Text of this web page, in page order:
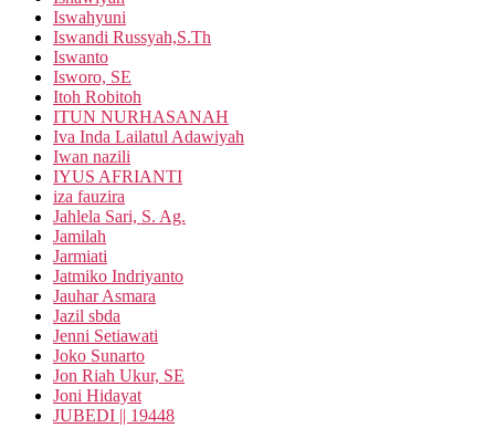
Iswahyuni
Iswandi Russyah,S.Th
Iswanto
Isworo, SE
Itoh Robitoh
ITUN NURHASANAH
Iva Inda Lailatul Adawiyah
Iwan nazili
IYUS AFRIANTI
iza fauzira
Jahlela Sari, S. Ag.
Jamilah
Jarmiati
Jatmiko Indriyanto
Jauhar Asmara
Jazil sbda
Jenni Setiawati
Joko Sunarto
Jon Riah Ukur, SE
Joni Hidayat
JUBEDI || 19448